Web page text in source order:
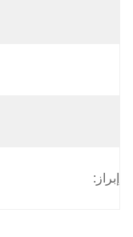
إبراز: